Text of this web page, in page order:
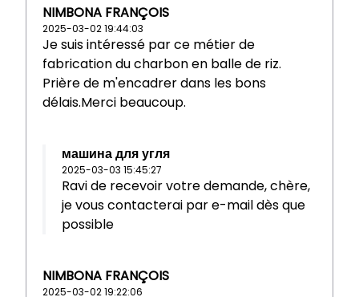
NIMBONA FRANÇOIS
2025-03-02 19:44:03
Je suis intéressé par ce métier de
fabrication du charbon en balle de riz.
Prière de m'encadrer dans les bons
délais.Merci beaucoup.
машина для угля
2025-03-03 15:45:27
Ravi de recevoir votre demande, chère,
je vous contacterai par e-mail dès que
possible
NIMBONA FRANÇOIS
2025-03-02 19:22:06